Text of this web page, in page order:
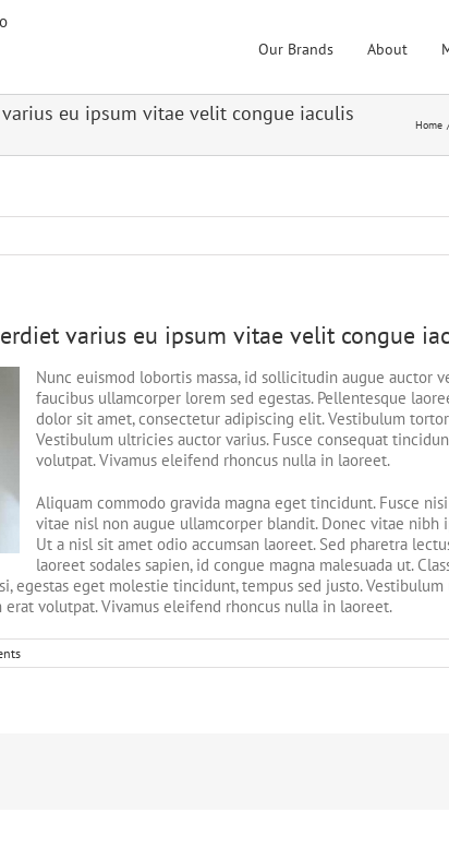
Our Brands About
eu ipsum vitae velit congue iaculis
Home
varius eu ipsum vitae velit congue
Nunc euismod lobortis massa, id sollicitudin augue
faucibus ullamcorper lorem sed egestas. Pellentesque
dolor sit amet, consectetur adipiscing elit. Vestibulum
Vestibulum ultricies auctor varius. Fusce consequat
volutpat. Vivamus eleifend rhoncus nulla in laoreet.
Aliquam commodo gravida magna eget tincidunt. Fusce
vitae nisl non augue ullamcorper blandit. Donec vitae
Ut a nisl sit amet odio accumsan laoreet. Sed pharetra
laoreet sodales sapien, id congue magna malesuada ut.
egestas eget molestie tincidunt, tempus sed justo.
volutpat. Vivamus eleifend rhoncus nulla in laoreet.